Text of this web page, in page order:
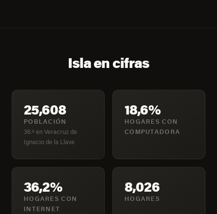
Isla en cifras
25,608
POBLACIÓN
36.º en Veracruz de
Ignacio de la Llave
18,6%
HOGARES CON
COMPUTADORA
36,2%
HOGARES CON
INTERNET
8,026
HOGARES